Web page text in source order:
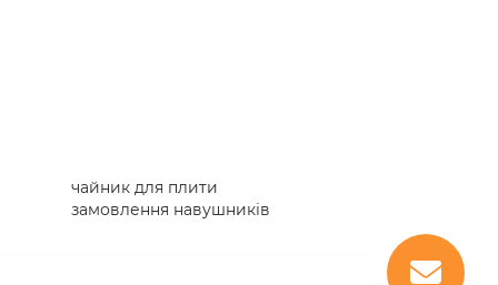
чайник для плити
замовлення навушників